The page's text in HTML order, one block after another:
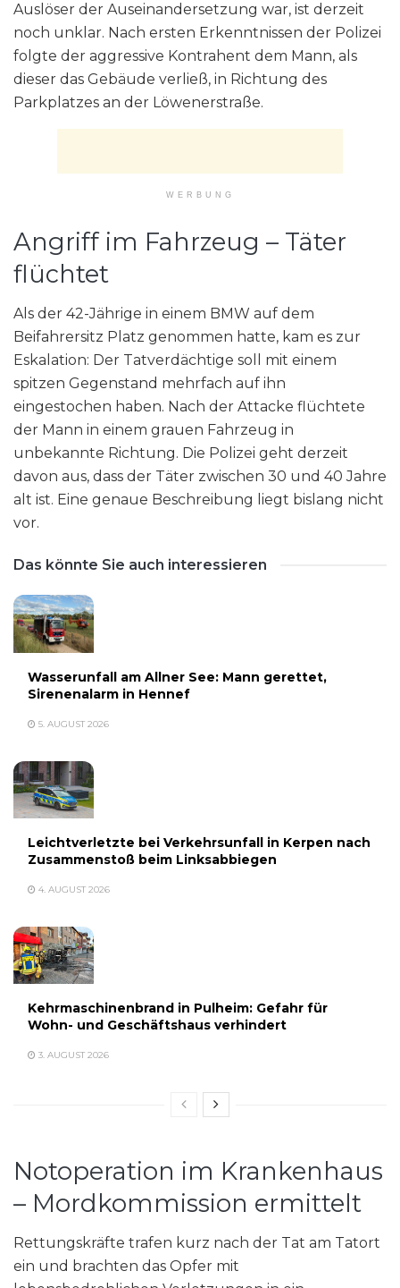
Auslöser der Auseinandersetzung war, ist derzeit
noch unklar. Nach ersten Erkenntnissen der Polizei
folgte der aggressive Kontrahent dem Mann, als
dieser das Gebäude verließ, in Richtung des
Parkplatzes an der Löwenerstraße.
WERBUNG
Angriff im Fahrzeug – Täter
flüchtet
Als der 42-Jährige in einem BMW auf dem
Beifahrersitz Platz genommen hatte, kam es zur
Eskalation: Der Tatverdächtige soll mit einem
spitzen Gegenstand mehrfach auf ihn
eingestochen haben. Nach der Attacke flüchtete
der Mann in einem grauen Fahrzeug in
unbekannte Richtung. Die Polizei geht derzeit
davon aus, dass der Täter zwischen 30 und 40 Jahre
alt ist. Eine genaue Beschreibung liegt bislang nicht
vor.
Das könnte Sie auch interessieren
Wasserunfall am Allner See: Mann gerettet,
Sirenenalarm in Hennef
5. AUGUST 2026
Leichtverletzte bei Verkehrsunfall in Kerpen nach
Zusammenstoß beim Linksabbiegen
4. AUGUST 2026
Kehrmaschinenbrand in Pulheim: Gefahr für
Wohn- und Geschäftshaus verhindert
3. AUGUST 2026
Notoperation im Krankenhaus
– Mordkommission ermittelt
Rettungskräfte trafen kurz nach der Tat am Tatort
ein und brachten das Opfer mit